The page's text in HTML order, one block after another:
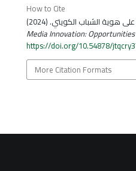
How to Cite
Media Innovation:
https://doi.org/10.54878/
More Citation Formats